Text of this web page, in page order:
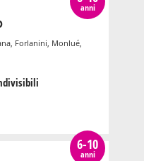
anni
Forlanini, Monlué,
6-10
anni